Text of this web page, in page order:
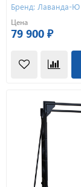
Бренд: Лаванда-Ю
Цена
79 900 ₽